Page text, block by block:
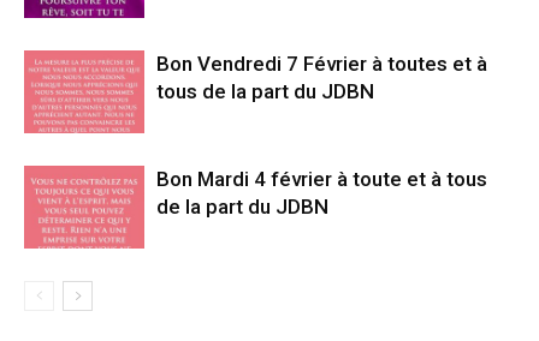
Bon Vendredi 7 Février à toutes et à
tous de la part du JDBN
Bon Mardi 4 février à toute et à tous
de la part du JDBN